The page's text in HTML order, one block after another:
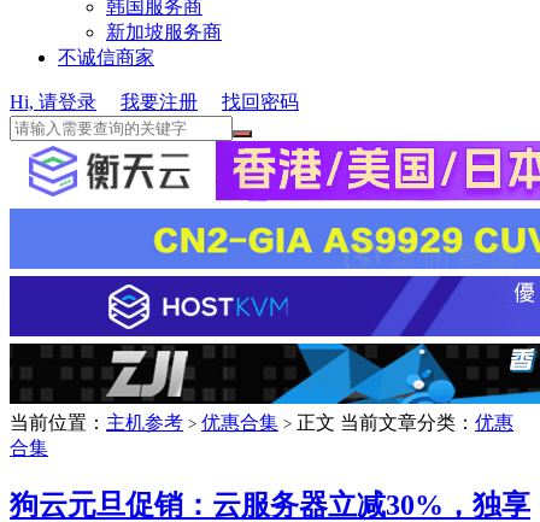
韩国服务商
新加坡服务商
不诚信商家
Hi, 请登录 我要注册 找回密码
当前位置： 主机参考 > 优惠合集 > 正文 当前文章分类： 优惠
合集
狗云元旦促销：云服务器立减30%，独享